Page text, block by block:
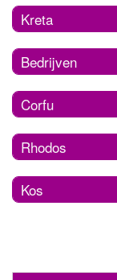
Kreta
Bedrijven
Corfu
Rhodos
Kos